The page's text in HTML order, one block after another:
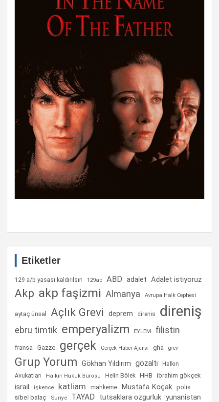
Etiketler
129 a/b yasası kaldırılsın 129ab ABD adalet Adalet istiyoruz
Akp akp faşizmi Almanya Avrupa Halk Cephesi
aytaç ünsal Açlık Grevi deprem direnis direniş
ebru timtik emperyalizm EYLEM filistin
fransa Gazze gerçek Gerçek Haber Ajansı gha grev
Grup Yorum Gökhan Yıldırım gözaltı
Halkın
Avukatları
Halkın Hukuk Bürosu Helin Bölek HHB ibrahim gökçek
israil işkence katliam mahkeme Mustafa Koçak polis
sibel balaç Suriye TAYAD tutsaklara ozgurluk yunanistan